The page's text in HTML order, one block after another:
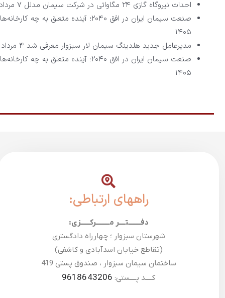
احداث نیروگاه گازی ۲۴ مگاواتی در شرکت سیمان مدلل
۷ مرداد ۱۴۰۵
صنعت سیمان ایران در افق ۲۰۴۰؛ آینده متعلق به چه کارخانه‌هایی است؟ (بخش سوم)
۱۴۰۵
مدیرعامل جدید هلدینگ سیمان لار سبزوار معرفی شد ۴ مرداد ۱۴۰۵
صنعت سیمان ایران در افق ۲۰۴۰؛ آینده متعلق به چه کارخانه‌هایی است؟ (بخش دوم)
۱۴۰۵
راههای ارتباطی:
دفــــــــتــــر مـــــــــرکــــــزی:
شهرستان سبزوار ؛ چهارراه دادگستری
(تقاطع خیابان اسدآبادی و کاشفی)
ساختمان سیمان سبزوار ، صندوق پستی 419
کــــد پــــستی: 9618643206